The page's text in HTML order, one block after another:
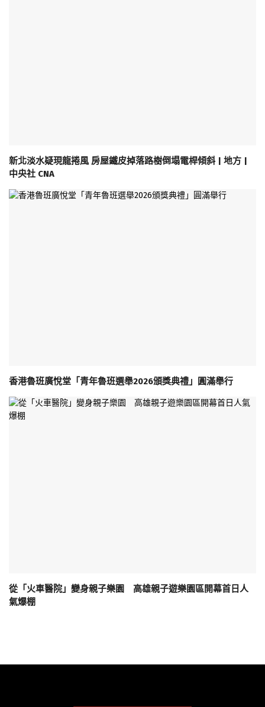
新北淡水疑現龍捲風 房屋鐵皮掉落路樹倒塌電桿傾斜 | 地方 |
中央社 CNA
香港魯班廣悅堂「青年魯班選舉2026頒獎典禮」圓滿舉行
從「火車醫院」變身親子樂園 高雄親子遊樂園區開幕首日人
氣爆棚